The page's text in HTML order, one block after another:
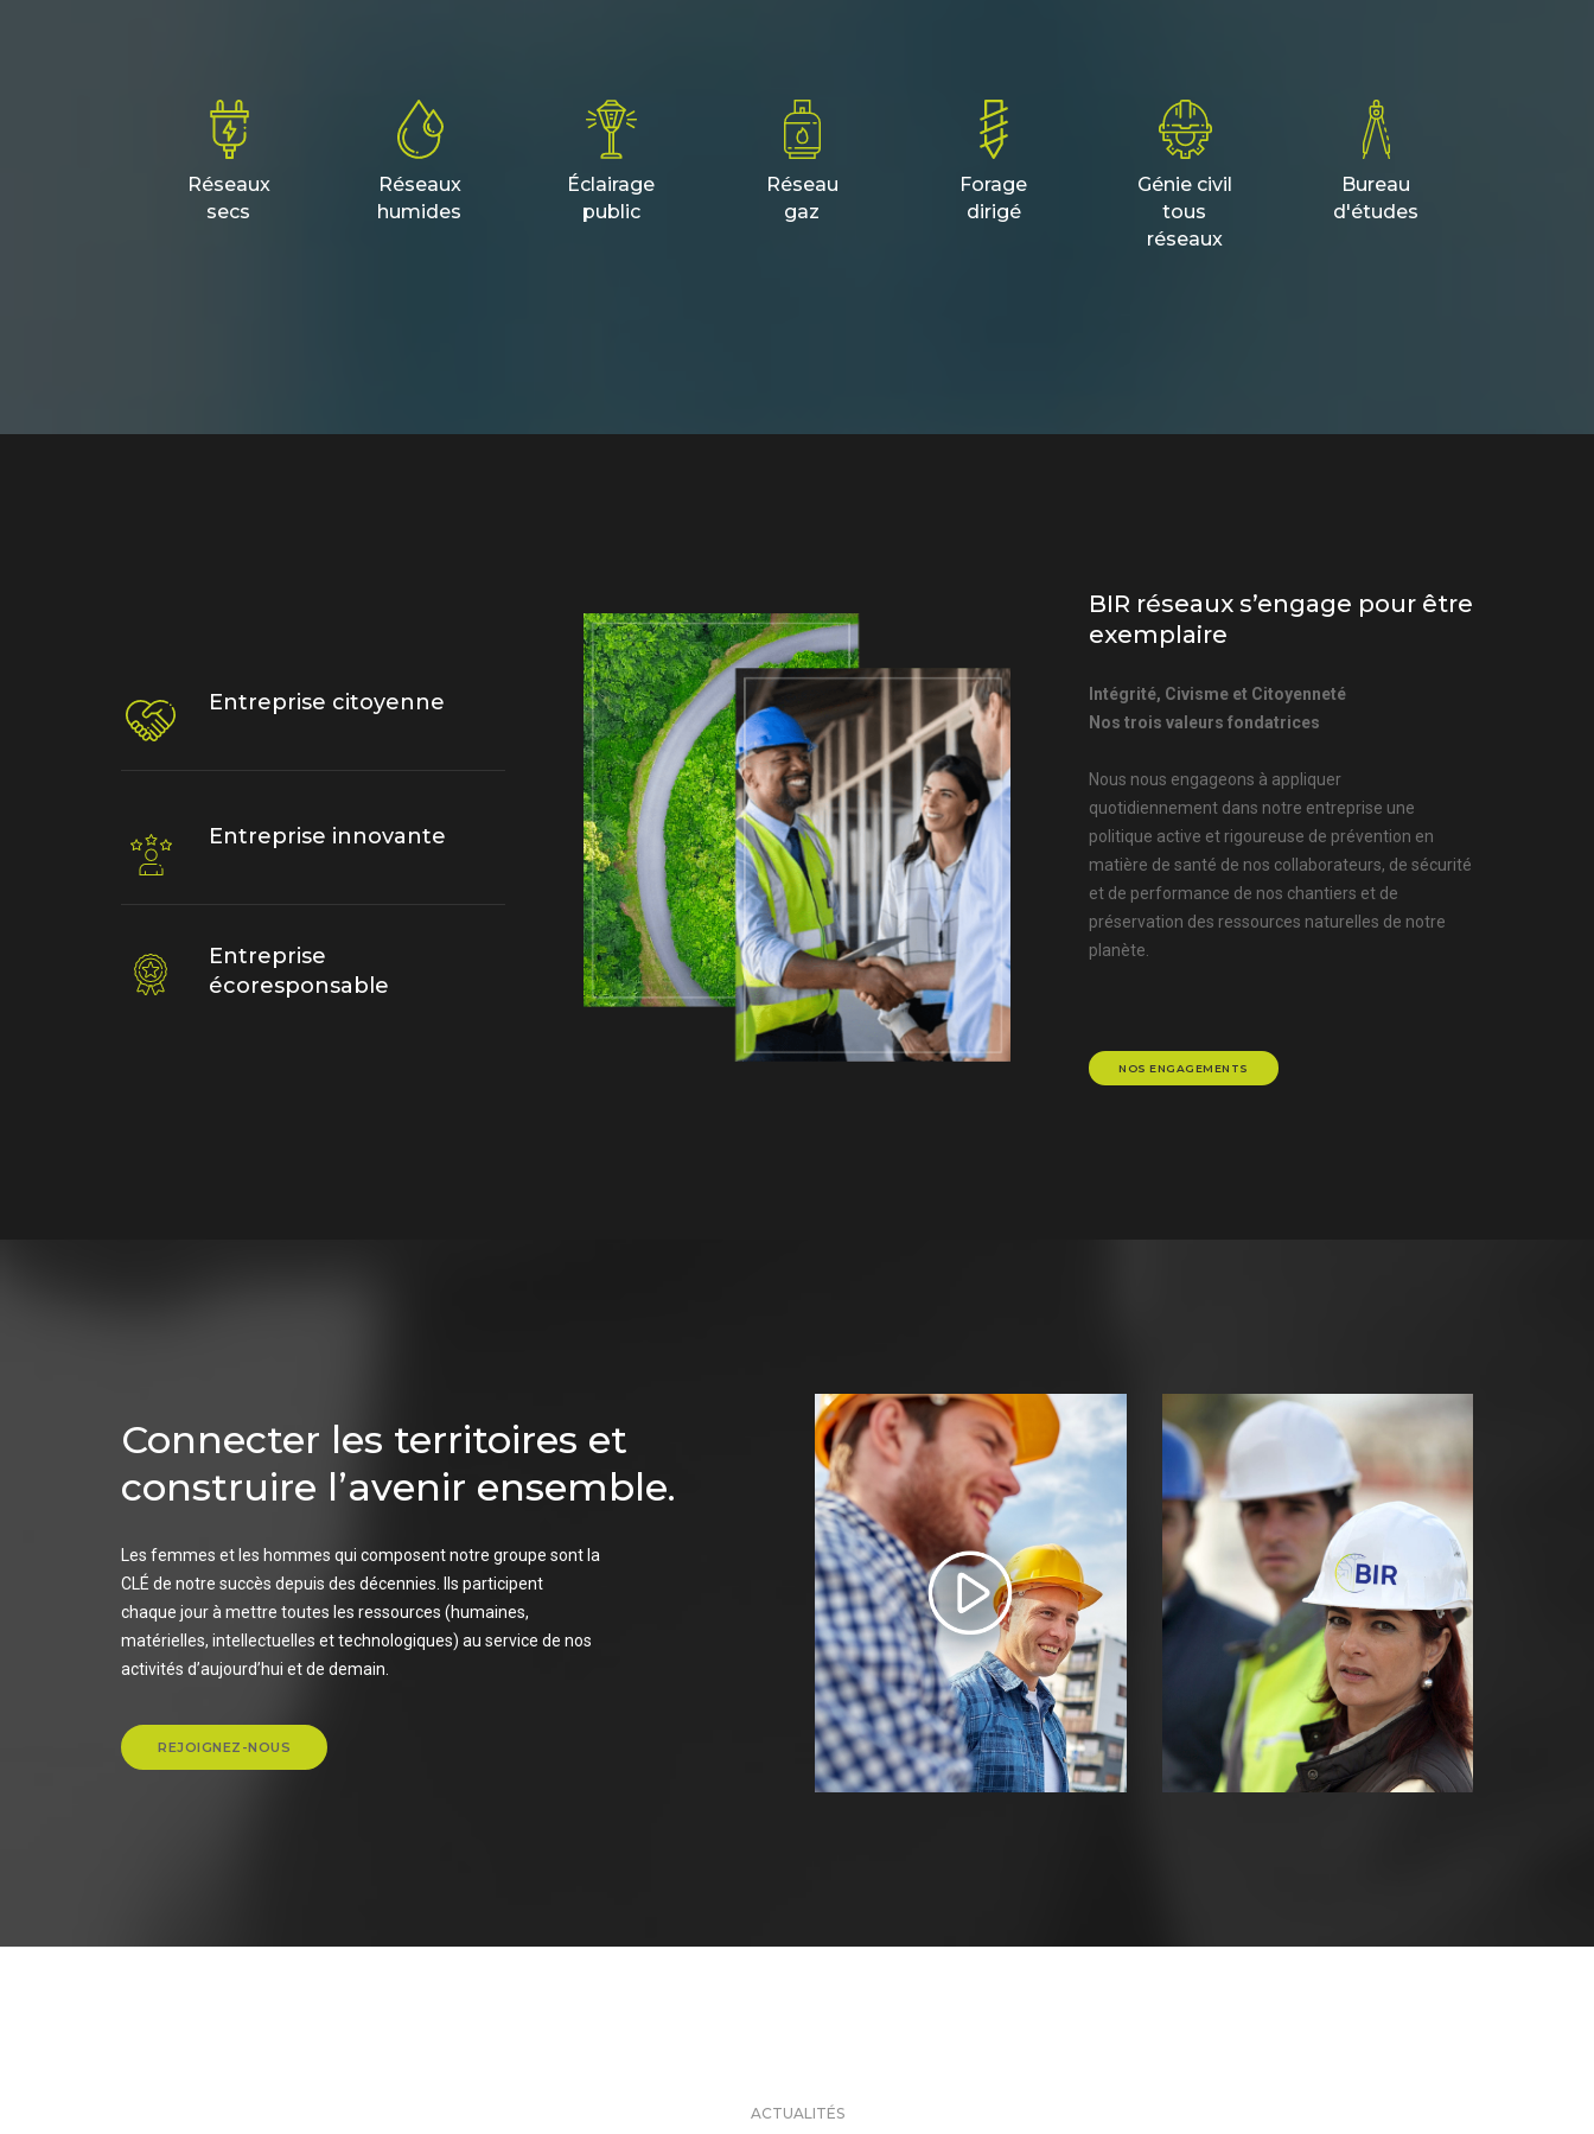
Réseaux
secs
Réseaux
humides
Éclairage
public
Réseau
gaz
Forage
dirigé
Génie civil
tous
réseaux
Bureau
d'études
Entreprise citoyenne
Entreprise innovante
Entreprise
écoresponsable
BIR réseaux s’engage pour être
exemplaire
Intégrité, Civisme et Citoyenneté
Nos trois valeurs fondatrices
Nous nous engageons à appliquer
quotidiennement dans notre entreprise une
politique active et rigoureuse de prévention en
matière de santé de nos collaborateurs, de sécurité
et de performance de nos chantiers et de
préservation des ressources naturelles de notre
planète.
NOS ENGAGEMENTS
Connecter les territoires et
construire l’avenir ensemble.
Les femmes et les hommes qui composent notre groupe sont la
CLÉ de notre succès depuis des décennies. Ils participent
chaque jour à mettre toutes les ressources (humaines,
matérielles, intellectuelles et technologiques) au service de nos
activités d’aujourd’hui et de demain.
REJOIGNEZ-NOUS
ACTUALITÉS